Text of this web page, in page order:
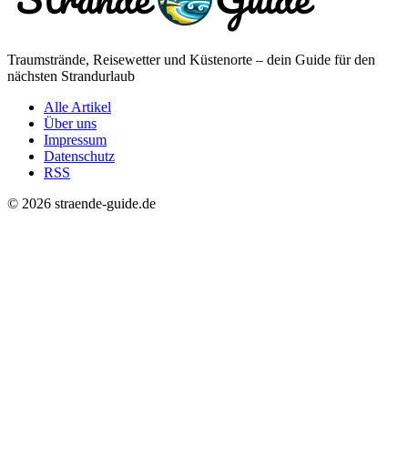
Traumstrände, Reisewetter und Küstenorte – dein Guide für den
nächsten Strandurlaub
Alle Artikel
Über uns
Impressum
Datenschutz
RSS
© 2026 straende-guide.de